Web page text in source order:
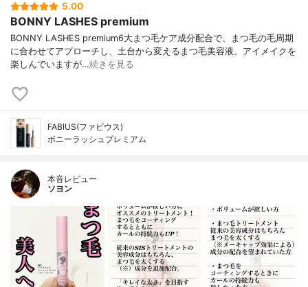
5.00
BONNY LASHES premium
BONNY LASHES premium6大まつ毛ケア成分配合で、まつ毛の毛周期
に合わせてアプローチし、土台から変えるまつ毛美容液。アイメイクを
楽しんでいますが…続きを見る
FABIUS(ファビウス)
ボニーラッシュプレミアム
本音レビュー
ソヨン